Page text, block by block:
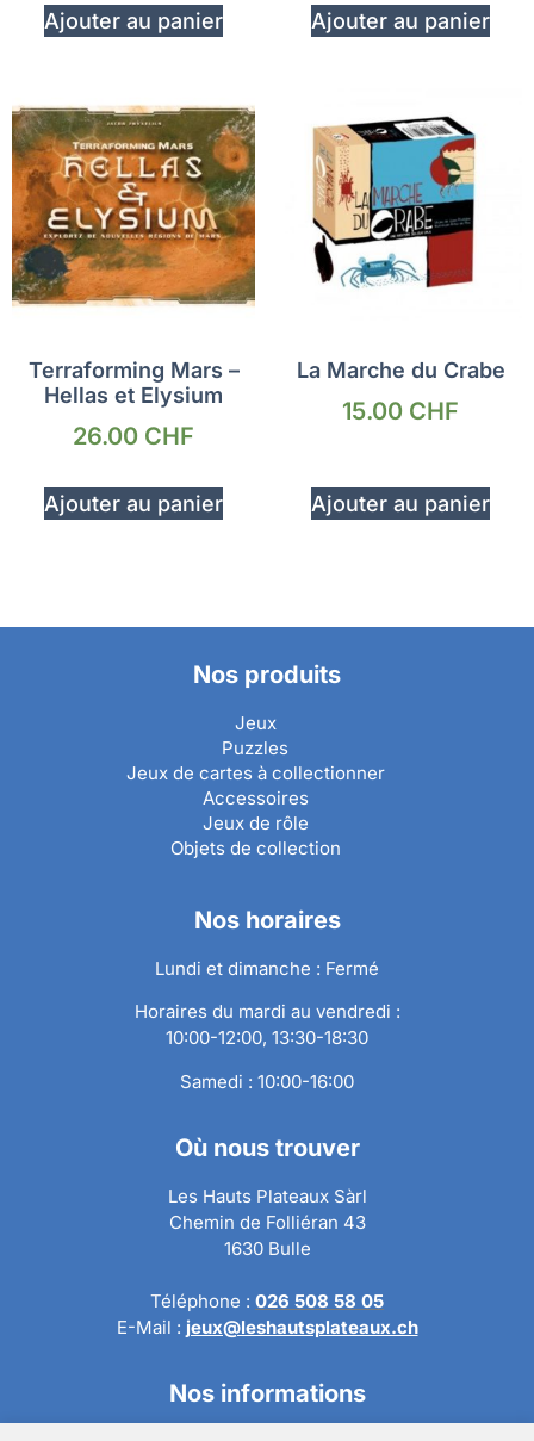
Ajouter au panier Ajouter au panier
Terraforming Mars –
Hellas et Elysium
26.00 CHF
Ajouter au panier
La Marche du Crabe
15.00 CHF
Ajouter au panier
Nos produits
Jeux
Puzzles
Jeux de cartes à collectionner
Accessoires
Jeux de rôle
Objets de collection
Nos horaires
Lundi et dimanche : Fermé
Horaires du mardi au vendredi :
10:00-12:00, 13:30-18:30
Samedi : 10:00-16:00
Où nous trouver
Les Hauts Plateaux Sàrl
Chemin de Folliéran 43
1630 Bulle
Téléphone : 026 508 58 05
E-Mail : jeux@leshautsplateaux.ch
Nos informations